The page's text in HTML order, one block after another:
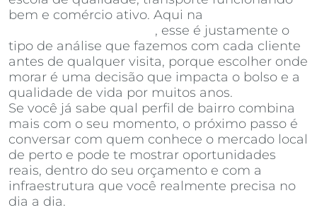
bem e comércio ativo. Aqui na
, esse é justamente o
tipo de análise que fazemos com cada cliente
antes de qualquer visita, porque escolher onde
morar é uma decisão que impacta o bolso e a
qualidade de vida por muitos anos.
Se você já sabe qual perfil de bairro combina
mais com o seu momento, o próximo passo é
conversar com quem conhece o mercado local
de perto e pode te mostrar oportunidades
reais, dentro do seu orçamento e com a
infraestrutura que você realmente precisa no
dia a dia.